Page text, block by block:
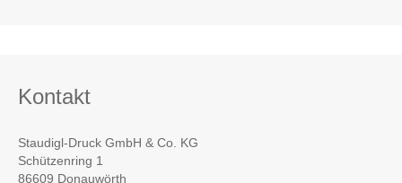
Kontakt
Staudigl-Druck GmbH & Co. KG